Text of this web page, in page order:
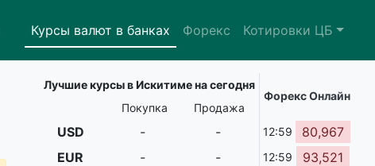
Курсы валют в банках Форекс Котировки ЦБ
Лучшие курсы в Искитиме на сегодня
Форекс Онлайн
Покупка
Продажа
USD - - 12:59
80,967
EUR
- - 12:59 93,521